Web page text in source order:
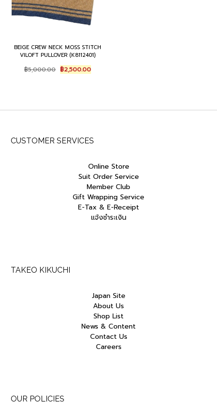
BEIGE CREW NECK MOSS STITCH
VILOFT PULLOVER (K8112401)
฿5,000.00 Original
price
฿2,500.00Current
price
CUSTOMER SERVICES
Online Store
Suit Order Service
Member Club
Gift Wrapping Service
E-Tax & E-Receipt
แจ้งชำระเงิน
TAKEO KIKUCHI
Japan Site
About Us
Shop List
News & Content
Contact Us
Careers
OUR POLICIES